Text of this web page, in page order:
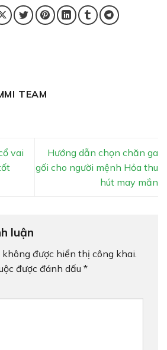
TEAM
vai
Hướng dẫn chọn chăn ga
gối cho người mệnh Hỏa thu
hút may mắn
luận
không được hiển thị công khai.
được đánh dấu *